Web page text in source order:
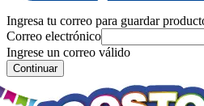
Ingresa tu correo para guardar
Correo electrónico
Ingrese un correo válido
Continuar